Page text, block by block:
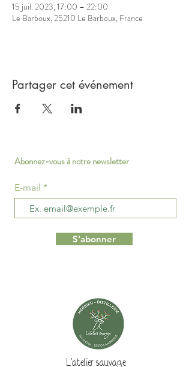
15 juil. 2023, 17:00 – 22:00
Le Barboux, 25210 Le Barboux, France
Partager cet événement
Abonnez-vous à notre newsletter
E-mail
S'abonner
L'atelier sauvage